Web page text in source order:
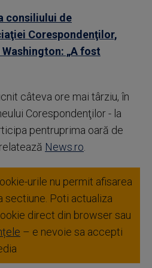
consiliului de
Corespondenţilor,
„A fost
câteva ore mai târziu, în
Corespondenţilor - la
pentruprima oară de
News.ro
urile nu permit afisarea
sectiune. Poti actualiza
direct din browser sau
– e nevoie sa accepti